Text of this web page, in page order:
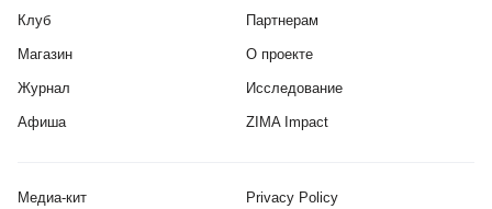
Клуб
Магазин
Журнал
Афиша
Партнерам
О проекте
Исследование
ZIMA Impact
Медиа-кит Privacy Policy